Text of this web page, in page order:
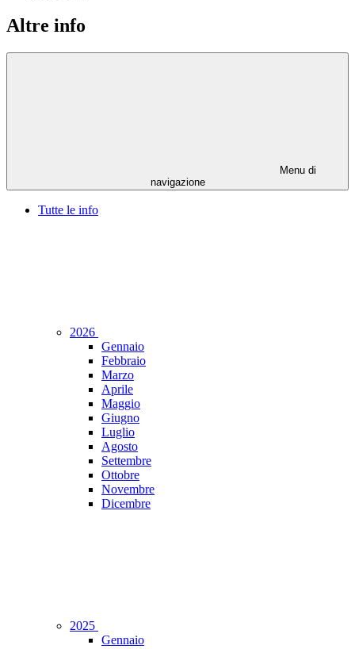
Altre info
Menu di
navigazione
Tutte le info
2026
Gennaio
Febbraio
Marzo
Aprile
Maggio
Giugno
Luglio
Agosto
Settembre
Ottobre
Novembre
Dicembre
2025
Gennaio